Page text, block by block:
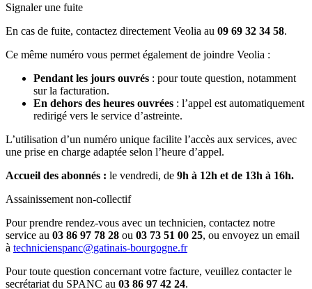
Signaler une fuite
En cas de fuite, contactez directement Veolia au 09 69 32 34 58.
Ce même numéro vous permet également de joindre Veolia :
Pendant les jours ouvrés : pour toute question, notamment
sur la facturation.
En dehors des heures ouvrées : l’appel est automatiquement
redirigé vers le service d’astreinte.
L’utilisation d’un numéro unique facilite l’accès aux services, avec
une prise en charge adaptée selon l’heure d’appel.
Accueil des abonnés : le vendredi, de 9h à 12h et de 13h à 16h.
Assainissement non-collectif
Pour prendre rendez-vous avec un technicien, contactez notre
service au 03 86 97 78 28 ou 03 73 51 00 25, ou envoyez un email
à technicienspanc@gatinais-bourgogne.fr
Pour toute question concernant votre facture, veuillez contacter le
secrétariat du SPANC au 03 86 97 42 24.